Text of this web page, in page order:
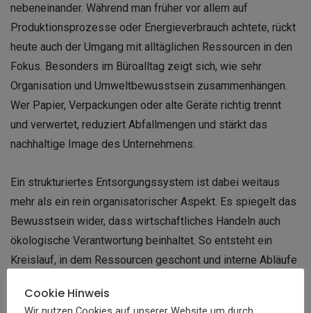
nebeneinander. Während man früher vor allem auf
Produktionsprozesse oder Energieverbrauch achtete, rückt
heute auch der Umgang mit alltäglichen Ressourcen in den
Fokus. Besonders im Büroalltag zeigt sich, wie sehr
Organisation und Umweltbewusstsein zusammenhängen.
Wer Papier, Verpackungen oder alte Geräte richtig trennt
und verwertet, reduziert Abfallmengen und stärkt das
nachhaltige Image des Unternehmens.
Ein strukturiertes Entsorgungssystem ist dabei weitaus
mehr als ein rein organisatorischer Aspekt. Es spiegelt das
Bewusstsein wider, dass wirtschaftliches Handeln auch
ökologische Verantwortung beinhaltet. So entsteht ein
Kreislauf, in dem Ressourcen geschont und interne Abläufe
Cookie Hinweis